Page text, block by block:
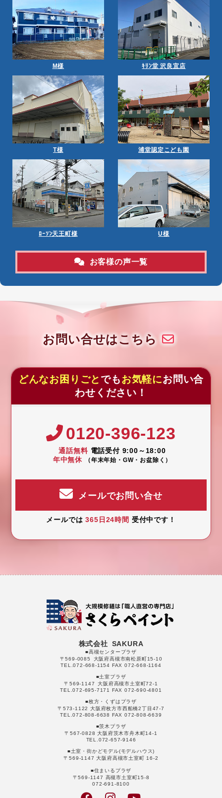
M様 ｷﾘﾝ堂 沢良宜店
T様 浦堂認定こども園
ﾛｰｿﾝ天王町様 U様
お客様の声一覧
お問い合せはこちら
どんなお困りごと でもお気軽にお問い合
わせください！
0120-396-123
通話無料 電話受付 9:00～18:00
年中無休
（年末年始・GW・お盆除く）
メールでお問い合せ
メールでは 365日24時間 受付中です！
株式会社 SAKURA
■高槻センタープラザ
〒569-0085 大阪府高槻市南松原町15-10
TEL.072-668-1154 FAX 072-668-1164
■土室プラザ
〒569-1147 大阪府高槻市土室町72-1
TEL.072-695-7171 FAX 072-690-4801
■枚方・くずはプラザ
〒573-1122 大阪府枚方市西船橋2丁目47-7
TEL.072-808-6638 FAX 072-808-6639
■茨木プラザ
〒567-0828 大阪府茨木市舟木町14-1
TEL.072-657-9146
■土室・街かどモデル(モデルハウス)
〒569-1147 大阪府高槻市土室町 16-2
■住まいるプラザ
〒569-1147 高槻市土室町15-8
072-691-8100